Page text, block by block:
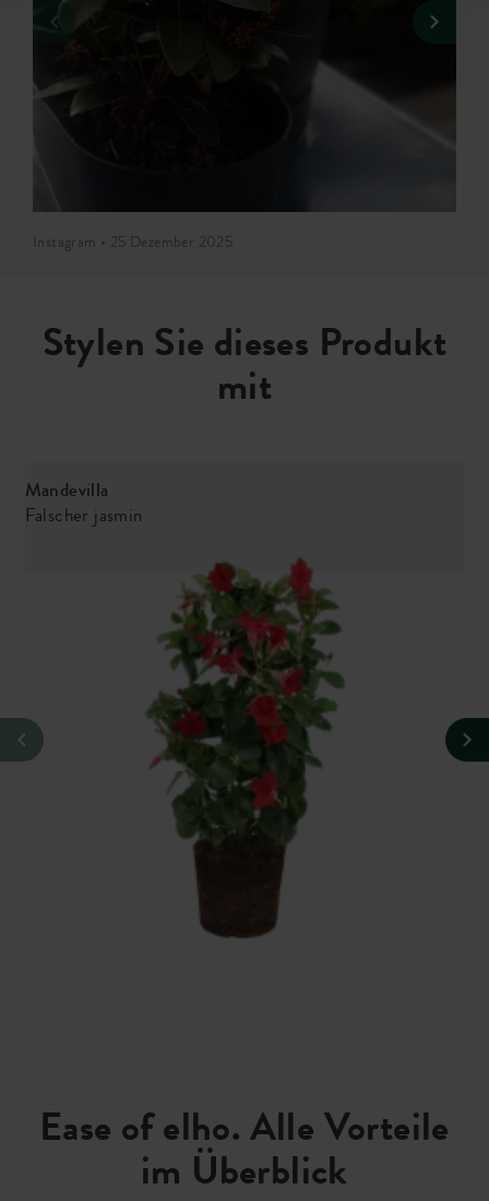
Instagram • 25 Dezember 2025
Stylen Sie dieses Produkt
mit
Mandevilla
Falscher jasmin
Ease of elho. Alle Vorteile
im Überblick